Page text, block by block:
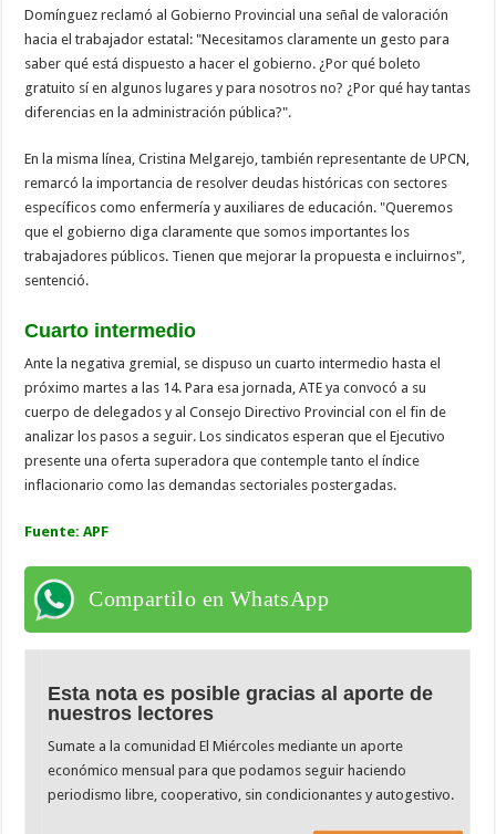
Domínguez reclamó al Gobierno Provincial una señal de valoración
hacia el trabajador estatal: "Necesitamos claramente un gesto para
saber qué está dispuesto a hacer el gobierno. ¿Por qué boleto
gratuito sí en algunos lugares y para nosotros no? ¿Por qué hay tantas
diferencias en la administración pública?".
En la misma línea, Cristina Melgarejo, también representante de UPCN,
remarcó la importancia de resolver deudas históricas con sectores
específicos como enfermería y auxiliares de educación. "Queremos
que el gobierno diga claramente que somos importantes los
trabajadores públicos. Tienen que mejorar la propuesta e incluirnos",
sentenció.
Cuarto intermedio
Ante la negativa gremial, se dispuso un cuarto intermedio hasta el
próximo martes a las 14. Para esa jornada, ATE ya convocó a su
cuerpo de delegados y al Consejo Directivo Provincial con el fin de
analizar los pasos a seguir. Los sindicatos esperan que el Ejecutivo
presente una oferta superadora que contemple tanto el índice
inflacionario como las demandas sectoriales postergadas.
Fuente: APF
Compartilo en WhatsApp
Esta nota es posible gracias al aporte de
nuestros lectores
Sumate a la comunidad El Miércoles mediante un aporte
económico mensual para que podamos seguir haciendo
periodismo libre, cooperativo, sin condicionantes y autogestivo.